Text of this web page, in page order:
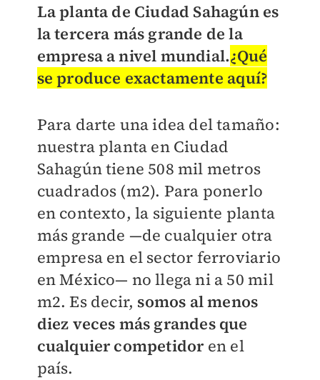
La planta de Ciudad Sahagún es
la tercera más grande de la
empresa a nivel mundial.¿Qué
se produce exactamente aquí?
Para darte una idea del tamaño:
nuestra planta en Ciudad
Sahagún tiene 508 mil metros
cuadrados (m2). Para ponerlo
en contexto, la siguiente planta
más grande —de cualquier otra
empresa en el sector ferroviario
en México— no llega ni a 50 mil
m2. Es decir, somos al menos
diez veces más grandes que
cualquier competidoren el
país.